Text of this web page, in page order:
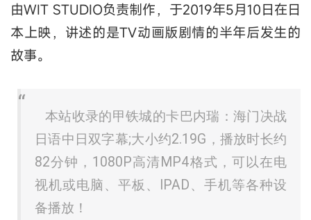
由WIT STUDIO负责制作，于2019年5月10日在日
本上映，讲述的是TV动画版剧情的半年后发生的
故事。
本站收录的甲铁城的卡巴内瑞：海门决战
日语中日双字幕;大小约2.19G，播放时长约
82分钟，1080P高清MP4格式，可以在电
视机或电脑、平板、IPAD、手机等各种设
备播放！